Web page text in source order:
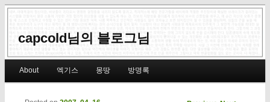
capcold님의 블로그님
Skip to primary content
Skip to secondary content
About 엑기스 몽땅 방명록